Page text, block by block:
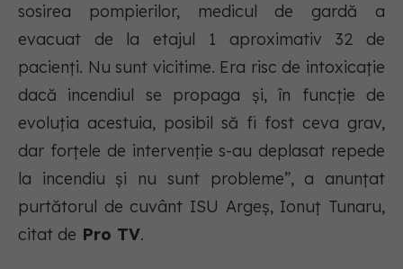
sosirea pompierilor, medicul de gardă a
evacuat de la etajul 1 aproximativ 32 de
pacienți. Nu sunt vicitime. Era risc de intoxicație
dacă incendiul se propaga și, în funcție de
evoluția acestuia, posibil să fi fost ceva grav,
dar forțele de intervenție s-au deplasat repede
la incendiu și nu sunt probleme”, a anunțat
purtătorul de cuvânt ISU Argeș, Ionuț Tunaru,
citat de Pro TV.